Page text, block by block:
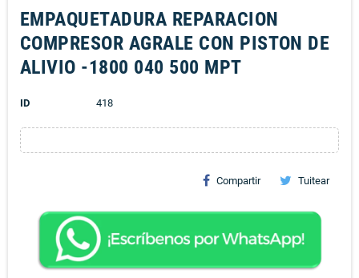
EMPAQUETADURA REPARACION
COMPRESOR AGRALE CON PISTON DE
ALIVIO -1800 040 500 MPT
ID 418
Compartir Tuitear